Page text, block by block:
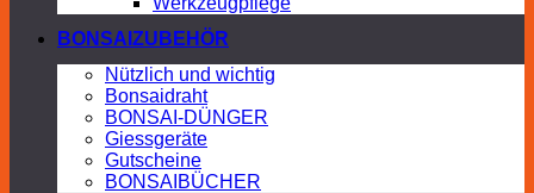
BONSAIZUBEHÖR
Nützlich und wichtig
Bonsaidraht
BONSAI-DÜNGER
Giessgeräte
Gutscheine
BONSAIBÜCHER